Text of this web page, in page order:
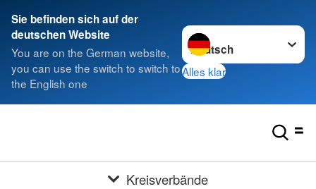
Sie befinden sich auf der
deutschen Website
You are on the German website,
you can use the switch to switch to
the English one
Sprache wechseln zu
Alles klar
Kreisverbände